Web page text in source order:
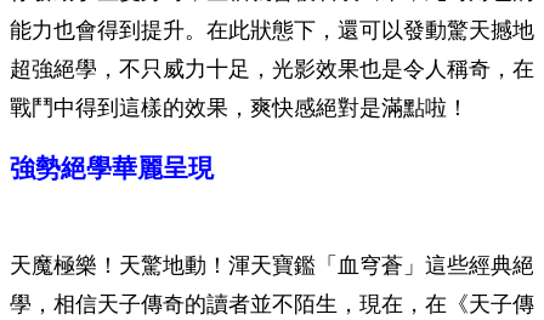
能力也會得到提升。在此狀態下，還可以發動驚天撼地
超強絕學，不只威力十足，光影效果也是令人稱奇，在
戰鬥中得到這樣的效果，爽快感絕對是滿點啦！
強勢絕學華麗呈現
天魔極樂！天驚地動！渾天寶鑑「血穹蒼」這些經典絕
學，相信天子傳奇的讀者並不陌生，現在，在《天子傳